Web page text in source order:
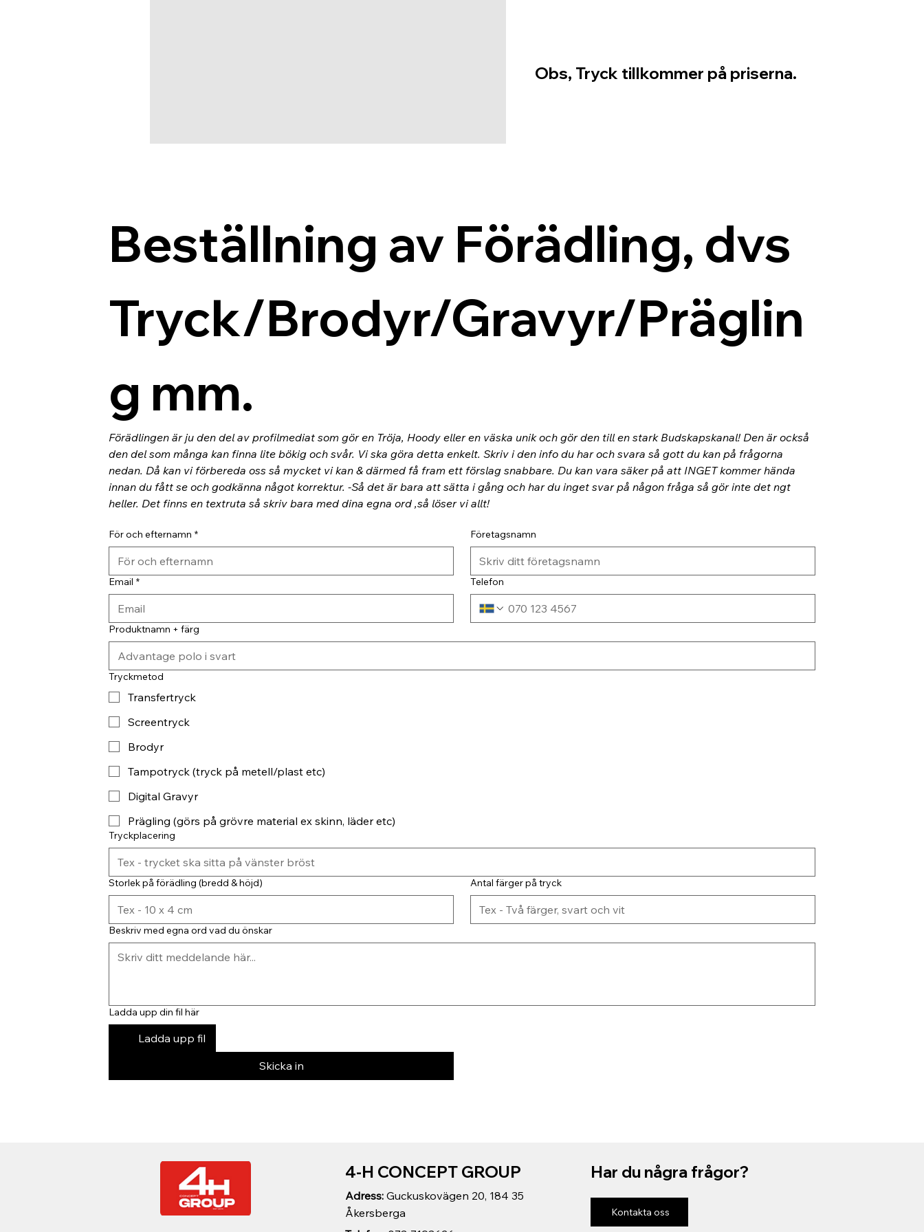
Obs, Tryck tillkommer på priserna.
Beställning av Förädling, dvs
Tryck/Brodyr/Gravyr/Präglin
g mm.
Förädlingen är ju den del av profilmediat som gör en Tröja, Hoody eller en väska unik och gör den till en stark Budskapskanal! Den är också
den del som många kan finna lite bökig och svår. Vi ska göra detta enkelt. Skriv i den info du har och svara så gott du kan på frågorna
nedan. Då kan vi förbereda oss så mycket vi kan & därmed få fram ett förslag snabbare. Du kan vara säker på att INGET kommer hända
innan du fått se och godkänna något korrektur. -Så det är bara att sätta i gång och har du inget svar på någon fråga så gör inte det ngt
heller. Det finns en textruta så skriv bara med dina egna ord ,så löser vi allt!
För och efternamn * Företagsnamn
Email * Telefon
Produktnamn + färg
Tryckmetod
Transfertryck
Screentryck
Brodyr
Tampotryck (tryck på metell/plast etc)
Digital Gravyr
Prägling (görs på grövre material ex skinn, läder etc)
Tryckplacering
Storlek på förädling (bredd & höjd) Antal färger på tryck
Beskriv med egna ord vad du önskar
Ladda upp din fil här
Ladda upp fil
Skicka in
Adress: Guckuskovägen 20, 184 35
Åkersberga
4-H CONCEPT GROUP Har du några frågor?
Kontakta oss